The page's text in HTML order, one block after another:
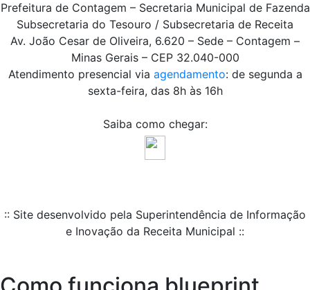
Prefeitura de Contagem – Secretaria Municipal de Fazenda
Subsecretaria do Tesouro / Subsecretaria de Receita
Av. João Cesar de Oliveira, 6.620 – Sede – Contagem –
Minas Gerais – CEP 32.040-000
Atendimento presencial via agendamento: de segunda a
sexta-feira, das 8h às 16h
Saiba como chegar:
:: Site desenvolvido pela Superintendência de Informação
e Inovação da Receita Municipal ::